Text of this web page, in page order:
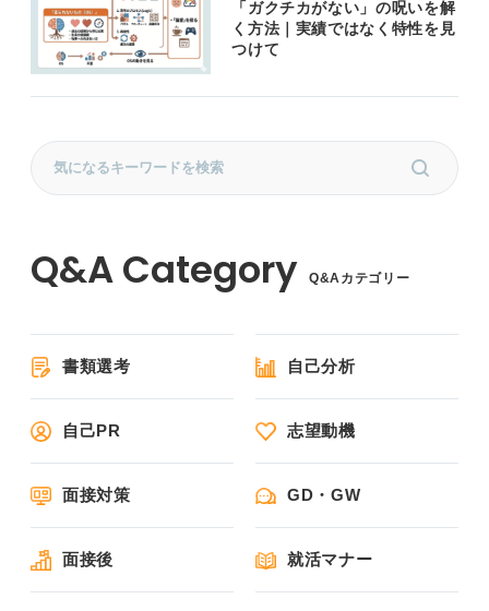
「ガクチカがない」の呪いを解
く方法｜実績ではなく特性を見
つけて
Q&Aカテゴリー
書類選考 自己分析
自己PR 志望動機
面接対策 GD・GW
面接後 就活マナー